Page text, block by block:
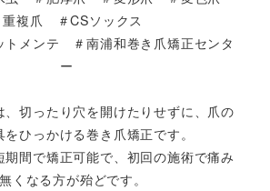
重複爪 ＃CSソックス
メンテ ＃南浦和巻き爪矯正センタ
ー
、切ったり穴を開けたりせずに、爪の
ひっかける巻き爪矯正です。
間で矯正可能で、初回の施術で痛み
くなる方が殆どです。